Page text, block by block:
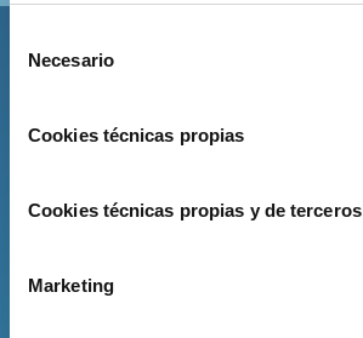
Necesario
Cookies técnicas propias
Cookies técnicas propias y de terceros
Marketing